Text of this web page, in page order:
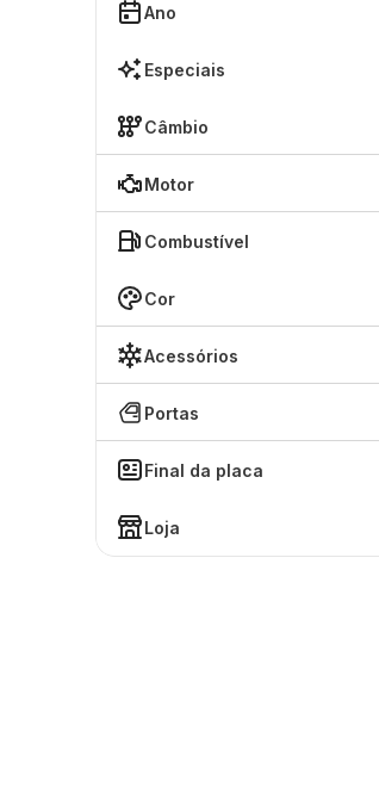
Ano
Especiais
Câmbio
Motor
Combustível
Cor
Acessórios
Portas
Final da placa
Loja